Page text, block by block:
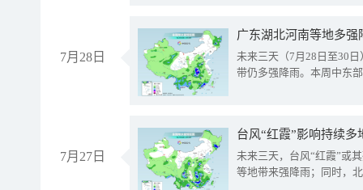
7月28日
广东湖北河南等地多
未来三天（7月28日至30
带仍多强降雨。本周中东
7月27日
台风“红霞”影响持续
未来三天，台风“红霞”或
等地带来强降雨；同时，